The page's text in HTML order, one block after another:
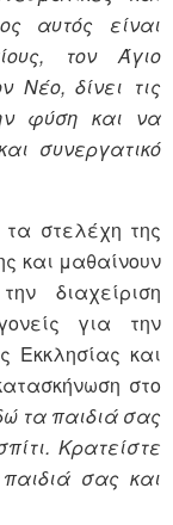
αυτός είναι
τον Άγιο
Νέο, δίνει τις
φύση και να
συνεργατικό
στελέχη της
και μαθαίνουν
διαχείριση
για την
Εκκλησίας και
στο
τα παιδιά σας
Κρατείστε
σας και